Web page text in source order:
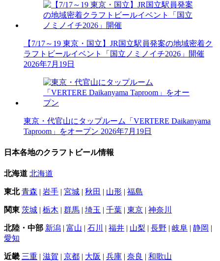
【7/17～19 東京・国立】JR国立駅員発案の地域密着ク
ラフトビールイベント「国立ノミノイチ2026」開催
2026年7月19日
東京・代官山にタップルーム「VERTERE Daikanyama
Taproom」をオープン 2026年7月19日
日本各地のクラフトビール情報
北海道 北海道
東北 青森 | 岩手 | 宮城 | 秋田 | 山形 | 福島
関東 茨城 | 栃木 | 群馬 | 埼玉 | 千葉 | 東京 | 神奈川
北陸・中部 新潟 | 富山 | 石川 | 福井 | 山梨 | 長野 | 岐阜 | 静岡 |
愛知
近畿 三重 | 滋賀 | 京都 | 大阪 | 兵庫 | 奈良 | 和歌山